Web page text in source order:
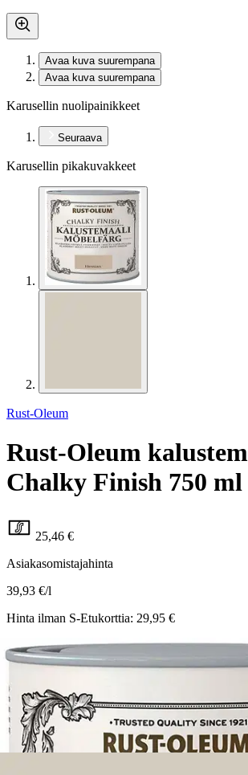
Avaa kuva suurempana
Avaa kuva suurempana
Karusellin nuolipainikkeet
Seuraava
Karusellin pikakuvakkeet
Rust-Oleum
Rust-Oleum
Chalky Finish 750 ml
25,46 €
Asiakasomistajahinta
39,93 €/l
Hinta ilman S-Etukorttia: 29,95 €
Verkkokaupan hinta
Valitse toimitustapa
Nouto myymälästä
Ilmainen
Siirry valitsemaan myymälä
Kotiin tai